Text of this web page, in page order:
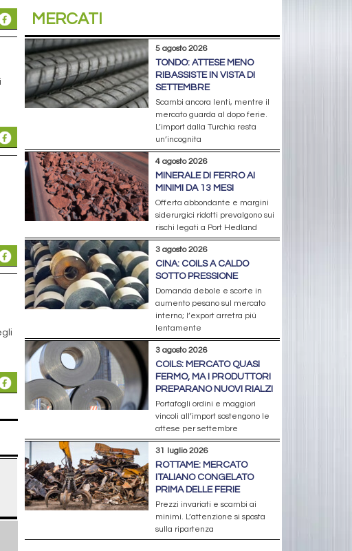
MERCATI
5 agosto 2026
TONDO: ATTESE MENO
RIBASSISTE IN VISTA DI
SETTEMBRE
Scambi ancora lenti, mentre il
mercato guarda al dopo ferie.
L’import dalla Turchia resta
un’incognita
4 agosto 2026
MINERALE DI FERRO AI
MINIMI DA 13 MESI
Offerta abbondante e margini
siderurgici ridotti prevalgono sui
rischi legati a Port Hedland
3 agosto 2026
CINA: COILS A CALDO
SOTTO PRESSIONE
Domanda debole e scorte in
aumento pesano sul mercato
interno; l’export arretra più
lentamente
3 agosto 2026
COILS: MERCATO QUASI
FERMO, MA I PRODUTTORI
PREPARANO NUOVI RIALZI
Portafogli ordini e maggiori
vincoli all’import sostengono le
attese per settembre
31 luglio 2026
ROTTAME: MERCATO
ITALIANO CONGELATO
PRIMA DELLE FERIE
Prezzi invariati e scambi ai
minimi. L’attenzione si sposta
sulla ripartenza